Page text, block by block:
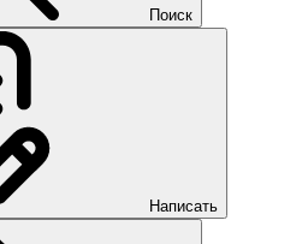
Поиск
Написать